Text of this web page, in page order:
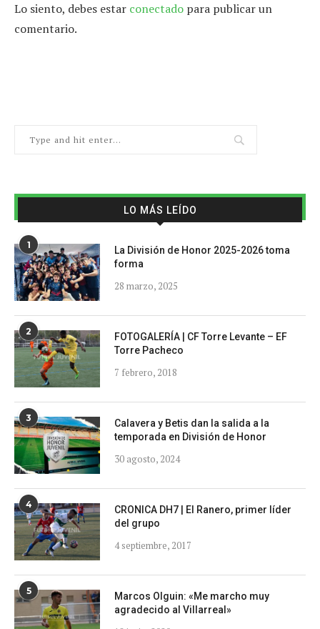
Lo siento, debes estar conectado para publicar un
comentario.
LO MÁS LEÍDO
1
La División de Honor 2025-2026 toma
forma
28 marzo, 2025
2
FOTOGALERÍA | CF Torre Levante – EF
Torre Pacheco
7 febrero, 2018
3
Calavera y Betis dan la salida a la
temporada en División de Honor
30 agosto, 2024
4
CRONICA DH7 | El Ranero, primer líder
del grupo
4 septiembre, 2017
5
Marcos Olguin: «Me marcho muy
agradecido al Villarreal»